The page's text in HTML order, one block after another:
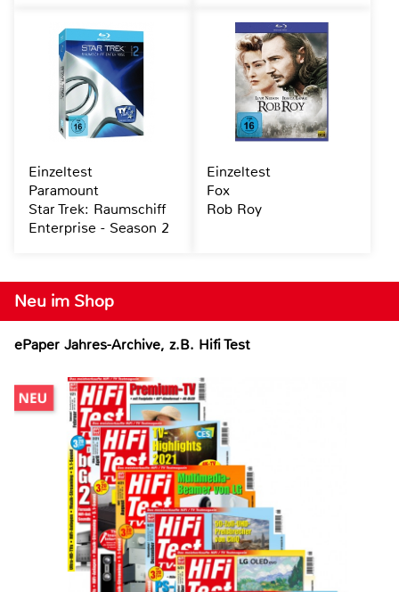
Neu im Shop
ePaper Jahres-Archive, z.B. Hifi Test
Einzeltest
Paramount
Star Trek: Raumschiff
Enterprise - Season 2
Einzeltest
Fox
Rob Roy